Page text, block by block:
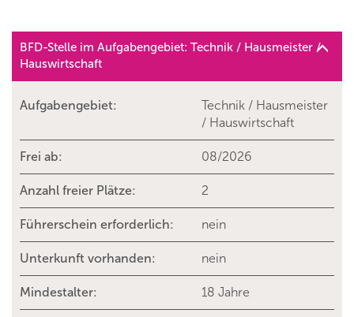
BFD-Stelle im Aufgabengebiet: Technik / Hausmeister /
Hauswirtschaft
Aufgabengebiet:
Technik / Hausmeister
/ Hauswirtschaft
Frei ab: 08/2026
Anzahl freier Plätze: 2
Führerschein erforderlich: nein
Unterkunft vorhanden: nein
Mindestalter: 18 Jahre